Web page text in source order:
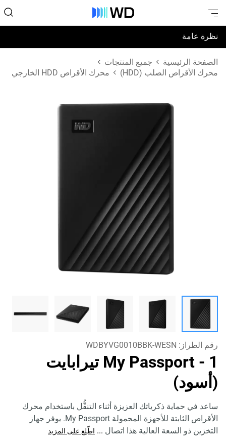
نظرة عامة
المواصفات
الصفحة الرئيسية
جميع المنتجات
محرك الأقراص الصلب (HDD)
محرك الأقراص HDD الخارجي
رقم الطراز: WDBYVG0010BBK-WESN
My Passport - 1 تيرابايت
(أسود)
ساعد في حماية ذكرياتك العزيزة أثناء التنقُّل باستخدام محرك
الأقراص الثابتة للأجهزة المحمولة My Passport. يوفر جهاز
التخزين ذو السعة العالية هذا اتصال ... اطّلِع على المزيد